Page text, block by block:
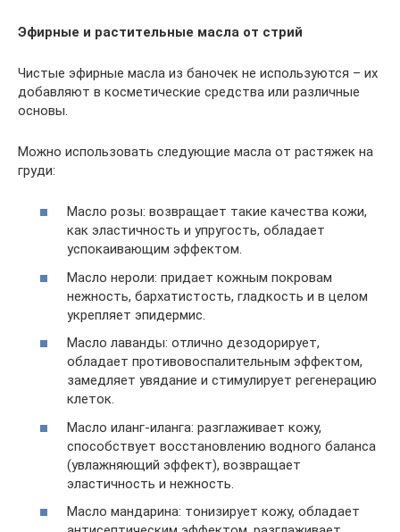
Эфирные и растительные масла от стрий
Чистые эфирные масла из баночек не используются – их
добавляют в косметические средства или различные
основы.
Можно использовать следующие масла от растяжек на
груди:
Масло розы: возвращает такие качества кожи,
как эластичность и упругость, обладает
успокаивающим эффектом.
Масло нероли: придает кожным покровам
нежность, бархатистость, гладкость и в целом
укрепляет эпидермис.
Масло лаванды: отлично дезодорирует,
обладает противовоспалительным эффектом,
замедляет увядание и стимулирует регенерацию
клеток.
Масло иланг-иланга: разглаживает кожу,
способствует восстановлению водного баланса
(увлажняющий эффект), возвращает
эластичность и нежность.
Масло мандарина: тонизирует кожу, обладает